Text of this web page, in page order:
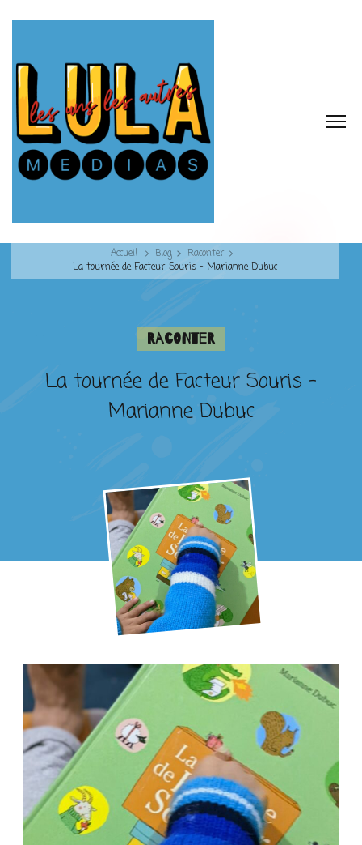
Accueil Blog
Raconter
La tournée de Facteur Souris – Marianne Dubuc
Raconter
La tournée de Facteur Souris –
Marianne Dubuc